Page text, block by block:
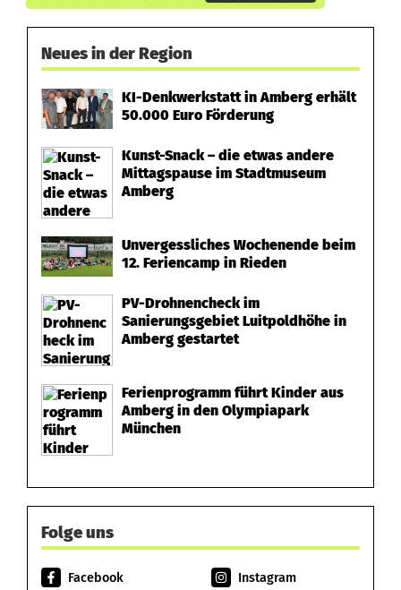
Neues in der Region
KI-Denkwerkstatt in Amberg erhält
50.000 Euro Förderung
Kunst-Snack – die etwas andere
Mittagspause im Stadtmuseum
Amberg
Unvergessliches Wochenende beim
12. Feriencamp in Rieden
PV-Drohnencheck im
Sanierungsgebiet Luitpoldhöhe in
Amberg gestartet
Ferienprogramm führt Kinder aus
Amberg in den Olympiapark
München
Folge uns
Facebook
Instagram